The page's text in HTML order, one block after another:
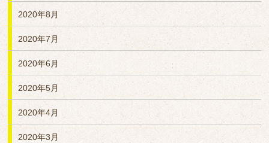
2020年8月
2020年7月
2020年6月
2020年5月
2020年4月
2020年3月